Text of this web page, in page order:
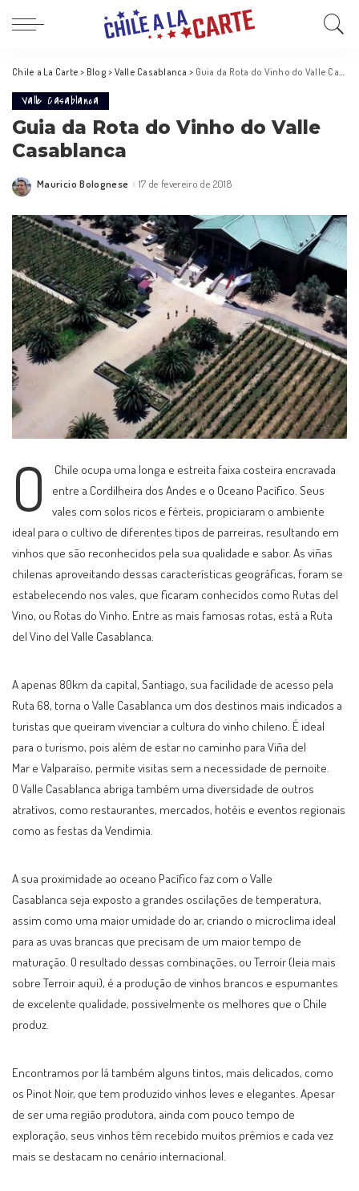
Chile a La Carte > Blog > Valle Casablanca > Guia da Rota do Vinho do Valle Casablanca
Valle Casablanca
Guia da Rota do Vinho do Valle
Casablanca
Posted
Mauricio Bolognese 17 de fevereiro de 2018
O
Chile ocupa uma longa e estreita faixa costeira encravada
entre a Cordilheira dos Andes e o Oceano Pacífico. Seus
vales com solos ricos e férteis, propiciaram o ambiente
ideal para o cultivo de diferentes tipos de parreiras, resultando em
vinhos que são reconhecidos pela sua qualidade e sabor. As viñas
chilenas aproveitando dessas características geográficas, foram se
estabelecendo nos vales, que ficaram conhecidos como Rutas del
Vino, ou Rotas do Vinho. Entre as mais famosas rotas, está a Ruta
del Vino del Valle Casablanca.
A apenas 80km da capital, Santiago, sua facilidade de acesso pela
Ruta 68, torna o Valle Casablanca um dos destinos mais indicados a
turistas que queiram vivenciar a cultura do vinho chileno. É ideal
para o turismo, pois além de estar no caminho para Viña del
Mar e Valparaíso, permite visitas sem a necessidade de pernoite.
O Valle Casablanca abriga também uma diversidade de outros
atrativos, como restaurantes, mercados, hotéis e eventos regionais
como as festas da Vendimia.
A sua proximidade ao oceano Pacífico faz com o Valle
Casablanca seja exposto a grandes oscilações de temperatura,
assim como uma maior umidade do ar, criando o microclima ideal
para as uvas brancas que precisam de um maior tempo de
maturação. O resultado dessas combinações, ou Terroir (leia mais
sobre Terroir aqui), é a produção de vinhos brancos e espumantes
de excelente qualidade, possivelmente os melhores que o Chile
produz.
Encontramos por lá também alguns tintos, mais delicados, como
os Pinot Noir, que tem produzido vinhos leves e elegantes. Apesar
de ser uma região produtora, ainda com pouco tempo de
exploração, seus vinhos têm recebido muitos prêmios e cada vez
mais se destacam no cenário internacional.